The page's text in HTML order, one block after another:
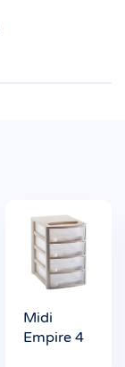
Midi
Empire 4